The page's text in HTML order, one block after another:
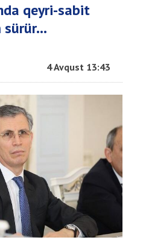
qeyri-sabit
4 Avqust 13:43